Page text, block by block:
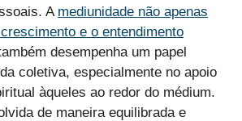
A mediunidade não apenas
e o entendimento
desempenha um papel
coletiva, especialmente no apoio
àqueles ao redor do médium.
de maneira equilibrada e